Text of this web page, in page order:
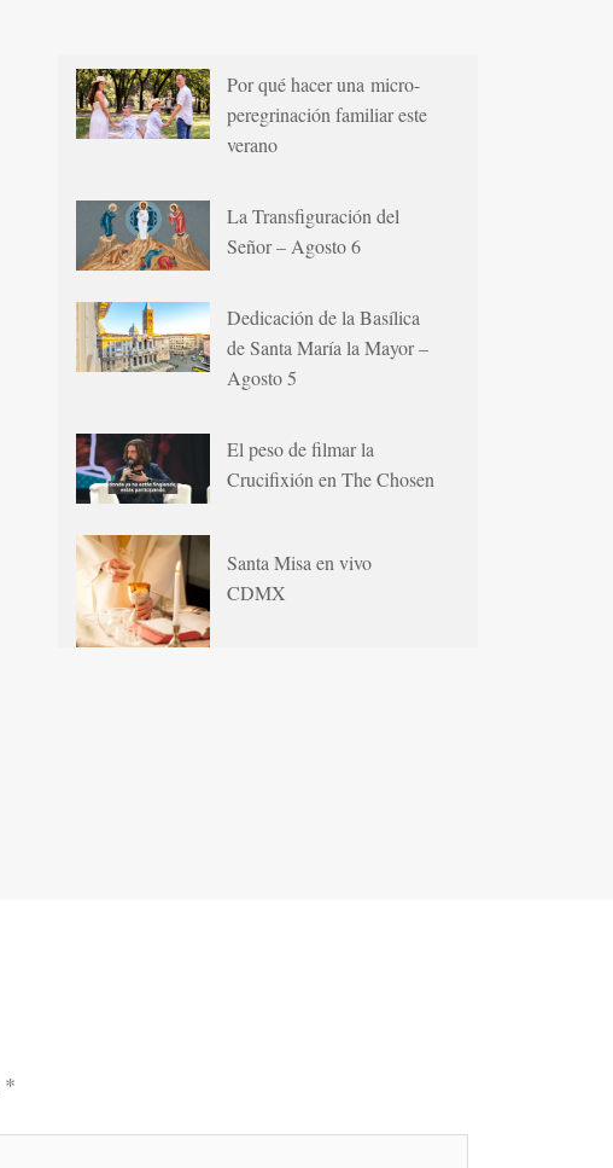
Por qué hacer una micro-
peregrinación familiar este
verano
La Transfiguración del
Señor – Agosto 6
Dedicación de la Basílica
de Santa María la Mayor –
Agosto 5
El peso de filmar la
Crucifixión en The Chosen
Santa Misa en vivo
CDMX
*